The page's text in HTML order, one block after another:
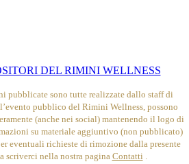
DEL RIMINI WELLNESS
pubblicate sono tutte realizzate dallo staff di
pubblico del Rimini Wellness, possono
(anche nei social) mantenendo il logo di
su materiale aggiuntivo (non pubblicato)
eventuali richieste di rimozione dalla presente
scriverci nella nostra pagina Contatti